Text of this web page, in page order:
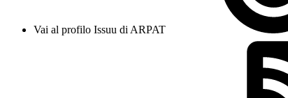
Vai al profilo Issuu di ARPAT